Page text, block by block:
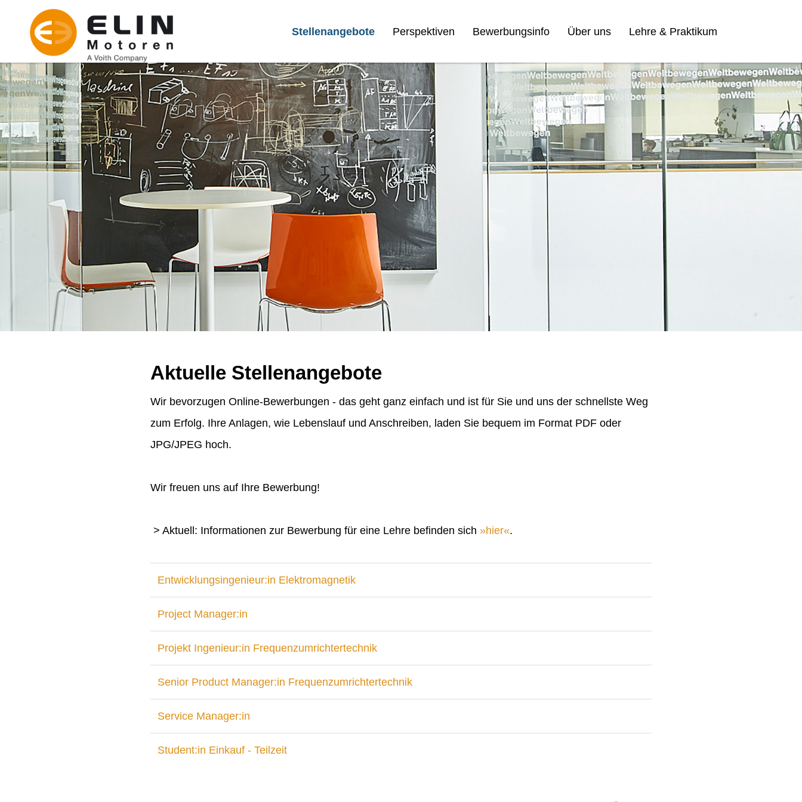
Stellenangebote Perspektiven Bewerbungsinfo Über uns Lehre & Praktikum
Aktuelle Stellenangebote
Wir bevorzugen Online-Bewerbungen - das geht ganz einfach und ist für Sie und uns der schnellste Weg
zum Erfolg. Ihre Anlagen, wie Lebenslauf und Anschreiben, laden Sie bequem im Format PDF oder
JPG/JPEG hoch.
Wir freuen uns auf Ihre Bewerbung!
> Aktuell: Informationen zur Bewerbung für eine Lehre befinden sich hier .
Entwicklungsingenieur:in Elektromagnetik
Project Manager:in
Projekt Ingenieur:in Frequenzumrichtertechnik
Senior Product Manager:in Frequenzumrichtertechnik
Service Manager:in
Student:in Einkauf - Teilzeit